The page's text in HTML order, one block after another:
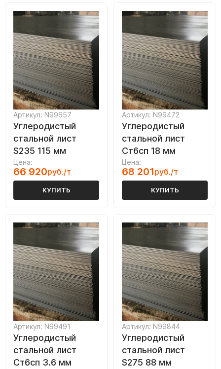
Артикул: N99657
Углеродистый
стальной лист
S235 115 мм
Цена:
66 920руб./т
КУПИТЬ
Артикул: N99472
Углеродистый
стальной лист
Ст6сп 18 мм
Цена:
68 201руб./т
КУПИТЬ
Артикул: N99491
Углеродистый
стальной лист
Ст6сп 3.6 мм
Артикул: N99844
Углеродистый
стальной лист
S275 88 мм